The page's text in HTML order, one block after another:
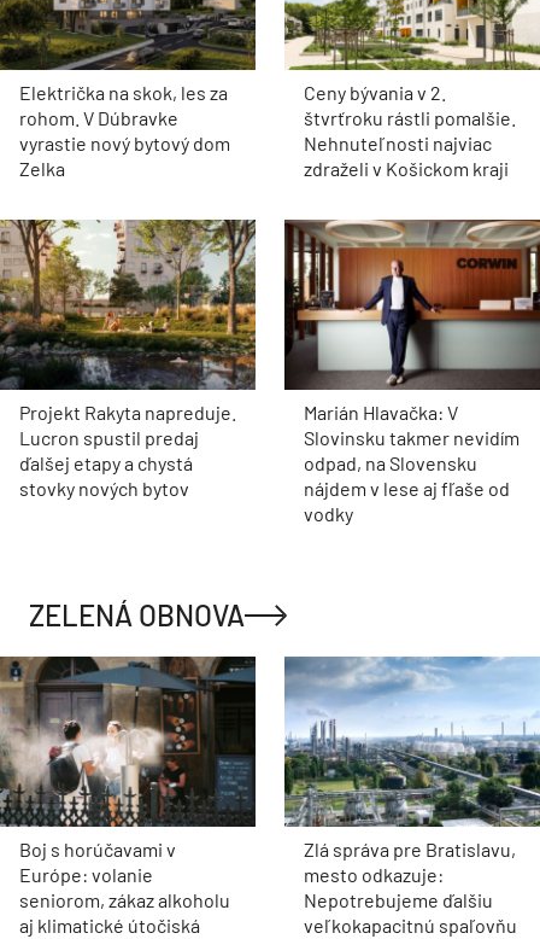
Električka na skok, les za
rohom. V Dúbravke
vyrastie nový bytový dom
Zelka
Ceny bývania v 2.
štvrťroku rástli pomalšie.
Nehnuteľnosti najviac
zdraželi v Košickom kraji
Projekt Rakyta napreduje.
Lucron spustil predaj
ďalšej etapy a chystá
stovky nových bytov
Marián Hlavačka: V
Slovinsku takmer nevidím
odpad, na Slovensku
nájdem v lese aj fľaše od
vodky
ZELENÁ OBNOVA
Boj s horúčavami v
Európe: volanie
seniorom, zákaz alkoholu
aj klimatické útočiská
Zlá správa pre Bratislavu,
mesto odkazuje:
Nepotrebujeme ďalšiu
veľkokapacitnú spaľovňu